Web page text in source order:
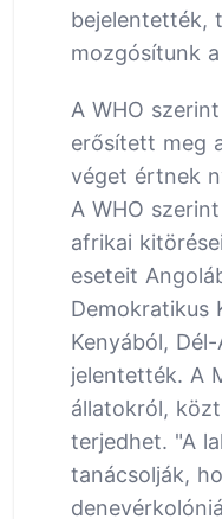
bejelentették,
mozgósítunk
A WHO
erősített meg
véget értnek
A WHO
afrikai
eseteit
Demokratikus
Kenyából,
jelentették. A
állatokról,
terjedhet. "A
tanácsolják,